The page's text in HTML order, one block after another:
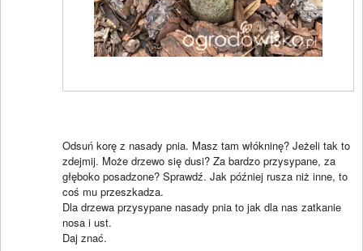
Odsuń korę z nasady pnia. Masz tam włókninę? Jeżeli tak to
zdejmij. Może drzewo się dusi? Za bardzo przysypane, za
głęboko posadzone? Sprawdź. Jak później rusza niż inne, to
coś mu przeszkadza.
Dla drzewa przysypane nasady pnia to jak dla nas zatkanie
nosa i ust.
Daj znać.